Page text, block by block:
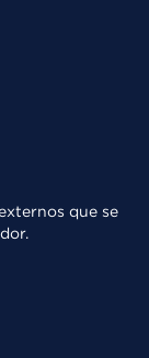
que se